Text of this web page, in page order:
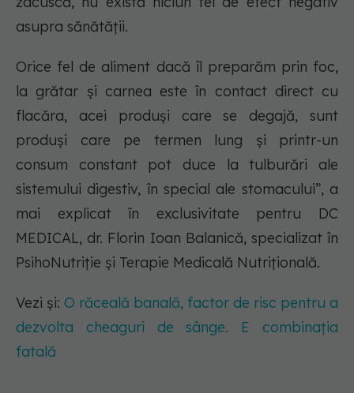
asupra sănătății.
Orice fel de aliment dacă îl preparăm prin foc,
la grătar și carnea este în contact direct cu
flacăra, acei produși care se degajă, sunt
produși care pe termen lung și printr-un
consum constant pot duce la tulburări ale
sistemului digestiv, în special ale stomacului”, a
mai explicat în exclusivitate pentru DC
MEDICAL, dr. Florin Ioan Balanică, specializat în
PsihoNutriție și Terapie Medicală Nutrițională.
Vezi și: O răceală banală, factor de risc pentru a
dezvolta cheaguri de sânge. E combinația
fatală